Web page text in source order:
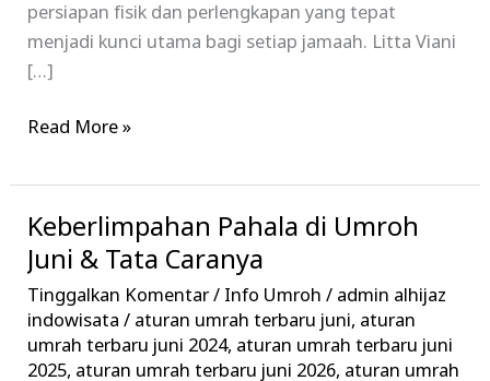
persiapan fisik dan perlengkapan yang tepat
menjadi kunci utama bagi setiap jamaah. Litta Viani
[…]
Read More »
Keberlimpahan Pahala di Umroh
Juni & Tata Caranya
Tinggalkan Komentar/ Info Umroh / admin alhijaz
indowisata/ aturan umrah terbaru juni, aturan
umrah terbaru juni 2024, aturan umrah terbaru juni
2025, aturan umrah terbaru juni 2026, aturan umrah
Keberlimpahan
Pahala
di
Umroh
Juni
&